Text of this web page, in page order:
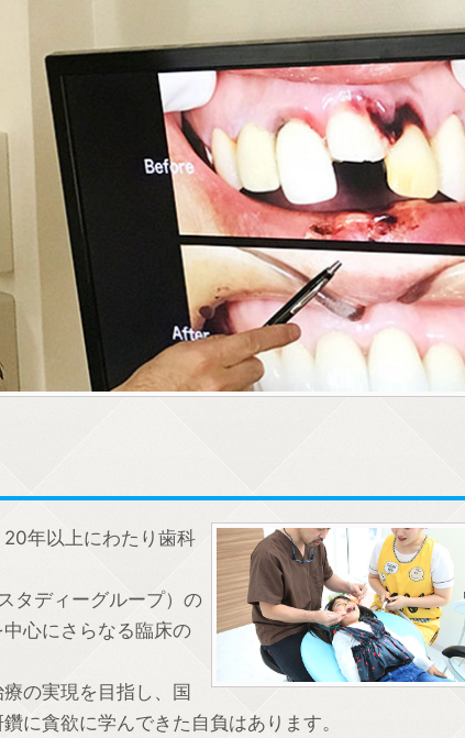
年以上にわたり歯科
タディーグループ）の
心にさらなる臨床の
の実現を目指し、国
に貪欲に学んできた自負はあります。